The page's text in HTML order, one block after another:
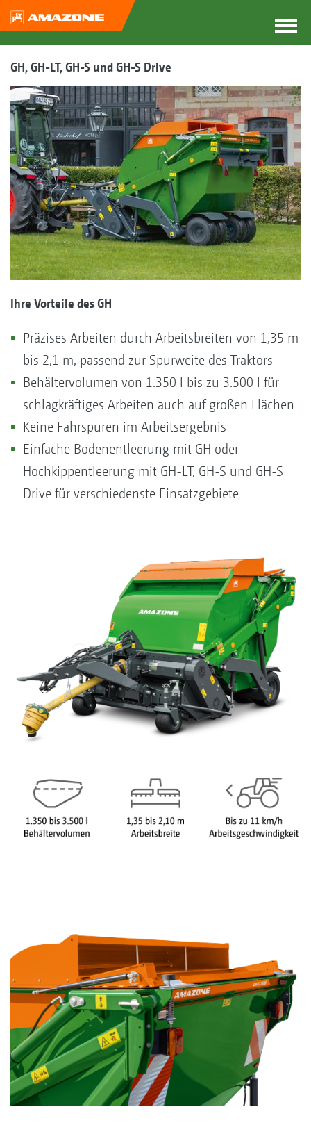
GH, GH-LT, GH-S und GH-S Drive
Ihre Vorteile des GH
Präzises Arbeiten durch Arbeitsbreiten von 1,35 m
bis 2,1 m, passend zur Spurweite des Traktors
Behältervolumen von 1.350 l bis zu 3.500 l für
schlagkräftiges Arbeiten auch auf großen Flächen
Keine Fahrspuren im Arbeitsergebnis
Einfache Bodenentleerung mit GH oder
Hochkippentleerung mit GH-LT, GH-S und GH-S
Drive für verschiedenste Einsatzgebiete